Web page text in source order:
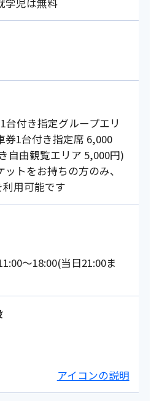
学児は無料
付き指定グループエリ
券1台付き指定席 6,000
自由観覧エリア 5,000円)
トをお持ちの方のみ、
用可能です
～18:00(当日21:00ま
アイコンの説明